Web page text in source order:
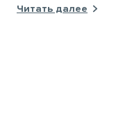
Читать далее